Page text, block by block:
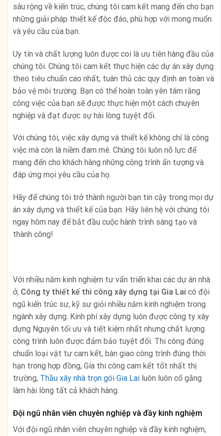
sâu rộng về kiến trúc, chúng tôi cam kết mang đến cho bạn
những giải pháp thiết kế độc đáo, phù hợp với mong muốn
và yêu cầu của bạn.
Uy tín và chất lượng luôn được coi là ưu tiên hàng đầu của
chúng tôi. Chúng tôi cam kết thực hiện các dự án xây dựng
theo tiêu chuẩn cao nhất, tuân thủ các quy định an toàn và
bảo vệ môi trường. Bạn có thể hoàn toàn yên tâm rằng
công việc của bạn sẽ được thực hiện một cách chuyên
nghiệp và đạt được sự hài lòng tuyệt đối.
Với chúng tôi, việc xây dựng và thiết kế không chỉ là công
việc mà còn là niềm đam mê. Chúng tôi luôn nỗ lực để
mang đến cho khách hàng những công trình ấn tượng và
đáp ứng mọi yêu cầu của họ.
Hãy để chúng tôi trở thành người bạn tin cậy trong mọi dự
án xây dựng và thiết kế của bạn. Hãy liên hệ với chúng tôi
ngay hôm nay để bắt đầu cuộc hành trình sáng tạo và
thành công!
Với nhiều năm kinh nghiệm tư vấn triển khai các dự án nhà
ở, Công ty thiết kế thi công xây dựng tại Gia Lai có đội
ngũ kiến trúc sư, kỹ sư giỏi nhiều năm kinh nghiệm trong
ngành xây dựng. Kinh phí xây dựng luôn được công ty xây
dựng Nguyên tối ưu và tiết kiệm nhất nhưng chất lượng
công trình luôn được đảm bảo tuyệt đối. Thi công đúng
chuẩn loại vật tư cam kết, bàn giao công trình đúng thời
hạn trong hợp đồng, Gía thi công cam kết tốt nhất thị
trường, Thầu xây nhà trọn gói Gia Lai luôn luôn cố gắng
làm hài lòng tất cả khách hàng.
Đội ngũ nhân viên chuyên nghiệp và đầy kinh nghiệm
Với đội ngũ nhân viên chuyên nghiệp và đầy kinh nghiệm,